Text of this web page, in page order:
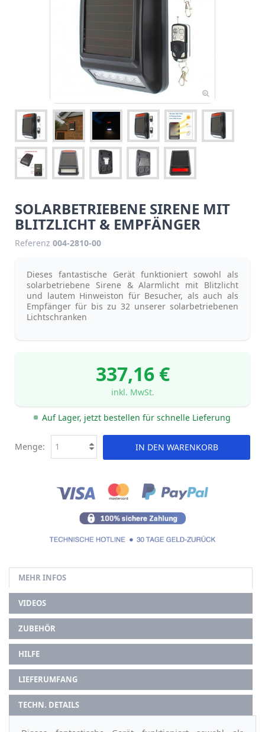
SOLARBETRIEBENE SIRENE MIT
BLITZLICHT & EMPFÄNGER
Referenz 004-2810-00
Dieses fantastische Gerät funktioniert sowohl als
solarbetriebene Sirene & Alarmlicht mit Blitzlicht
und lautem Hinweiston für Besucher, als auch als
Empfänger für bis zu 32 unserer solarbetriebenen
Lichtschranken
337,16 €
inkl. MwSt.
Auf Lager, jetzt bestellen für schnelle Lieferung
IN DEN WARENKORB
Menge:
MEHR INFOS
VIDEOS
ZUBEHÖR
HILFE
LIEFERUMFANG
TECHN. DETAILS